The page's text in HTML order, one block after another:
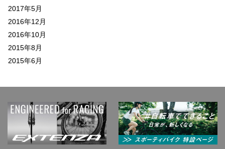
2017年5月
2016年12月
2016年10月
2015年8月
2015年6月